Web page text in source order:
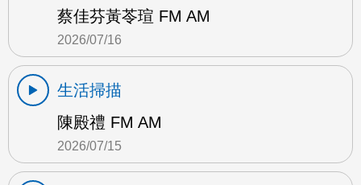
蔡佳芬黃苓瑄 FM AM
2026/07/16
生活掃描
陳殿禮 FM AM
2026/07/15